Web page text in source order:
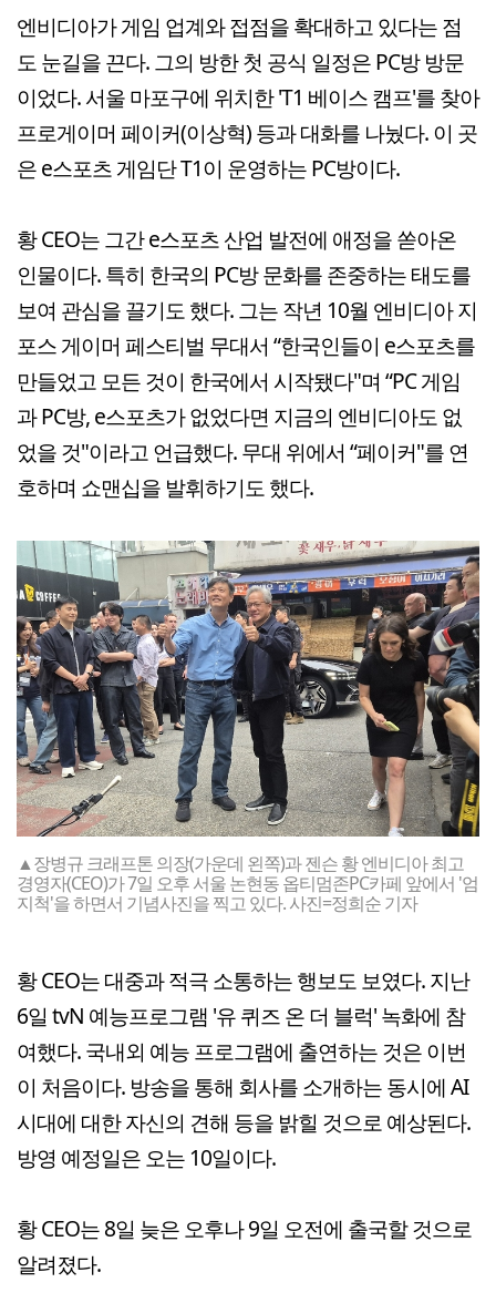
엔비디아가 게임 업계와 접점을 확대하고 있다는 점
도 눈길을 끈다. 그의 방한 첫 공식 일정은 PC방 방문
이었다. 서울 마포구에 위치한 'T1 베이스 캠프'를 찾아
프로게이머 페이커(이상혁) 등과 대화를 나눴다. 이 곳
은 e스포츠 게임단 T1이 운영하는 PC방이다.
황 CEO는 그간 e스포츠 산업 발전에 애정을 쏟아온
인물이다. 특히 한국의 PC방 문화를 존중하는 태도를
보여 관심을 끌기도 했다. 그는 작년 10월 엔비디아 지
포스 게이머 페스티벌 무대서 “한국인들이 e스포츠를
만들었고 모든 것이 한국에서 시작됐다"며 “PC 게임
과 PC방, e스포츠가 없었다면 지금의 엔비디아도 없
었을 것"이라고 언급했다. 무대 위에서 “페이커"를 연
호하며 쇼맨십을 발휘하기도 했다.
▲장병규 크래프톤 의장(가운데 왼쪽)과 젠슨 황 엔비디아 최고
경영자(CEO)가 7일 오후 서울 논현동 옵티멈존PC카페 앞에서 '엄
지척'을 하면서 기념사진을 찍고 있다. 사진=정희순 기자
황 CEO는 대중과 적극 소통하는 행보도 보였다. 지난
6일 tvN 예능프로그램 '유 퀴즈 온 더 블럭' 녹화에 참
여했다. 국내외 예능 프로그램에 출연하는 것은 이번
이 처음이다. 방송을 통해 회사를 소개하는 동시에 AI
시대에 대한 자신의 견해 등을 밝힐 것으로 예상된다.
방영 예정일은 오는 10일이다.
황 CEO는 8일 늦은 오후나 9일 오전에 출국할 것으로
알려졌다.